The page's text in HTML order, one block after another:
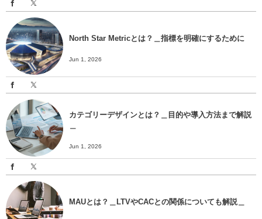
North Star Metricとは？＿指標を明確にするために
Jun 1, 2026
カテゴリーデザインとは？＿目的や導入方法まで解説
Jun 1, 2026
MAUとは？＿LTVやCACとの関係についても解説＿